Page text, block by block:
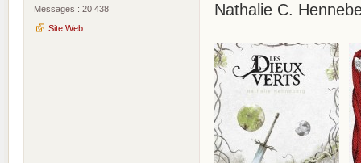
Messages : 20 438
Site Web
Nathalie C.